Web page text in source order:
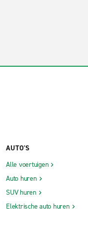
AUTO'S
Alle voertuigen
Auto huren
SUV huren
Elektrische auto huren